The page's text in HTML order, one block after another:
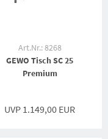
Art.Nr.: 8268
GEWO Tisch SC 25
Premium
UVP 1.149,00 EUR